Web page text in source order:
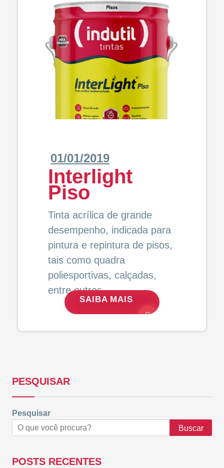
01/01/2019
Interlight
Piso
Tinta acrílica de grande
desempenho, indicada para
pintura e repintura de pisos,
tais como quadra
poliesportivas, calçadas,
entre outros.
SAIBA MAIS
PESQUISAR
Pesquisar
Buscar
POSTS RECENTES